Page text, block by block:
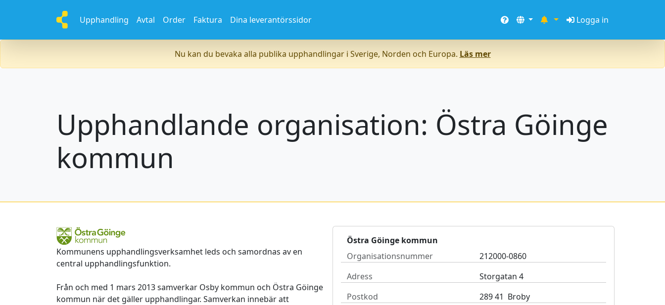
Upphandling Avtal Order Faktura Dina leverantörssidor Logga in
Nu kan du bevaka alla publika upphandlingar i Sverige, Norden och Europa. Läs mer
Upphandlande organisation: Östra Göinge
kommun
Kommunens upphandlingsverksamhet leds och samordnas av en
central upphandlingsfunktion.
Från och med 1 mars 2013 samverkar Osby kommun och Östra Göinge
kommun när det gäller upphandlingar. Samverkan innebär att
Östra Göinge kommun
Organisationsnummer
212000-0860
Adress
Storgatan 4
Postkod
289 41 Broby